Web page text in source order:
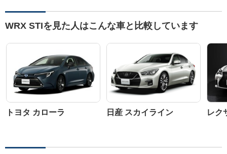
WRX STIを見た人はこんな車と比較しています
トヨタ カローラ 日産 スカイライン レク